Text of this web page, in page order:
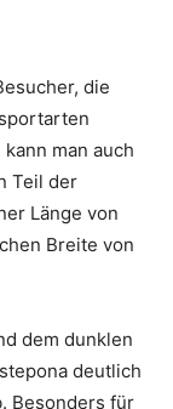
die
man auch
Teil der
Länge von
Breite von
dem dunklen
deutlich
Besonders für